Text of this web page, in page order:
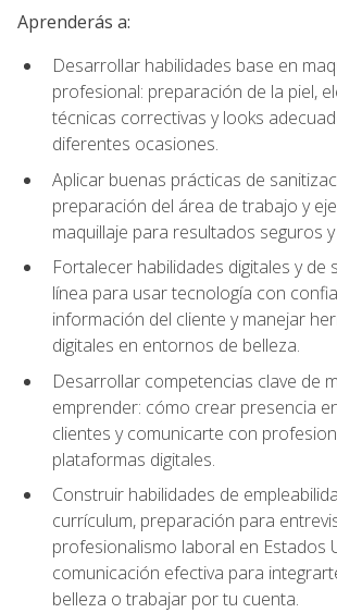
Aprenderás a:
Desarrollar habilidades base en
profesional: preparación de la piel,
técnicas correctivas y looks
diferentes ocasiones.
Aplicar buenas prácticas de
preparación del área de trabajo y
maquillaje para resultados seguros
Fortalecer habilidades digitales y de
línea para usar tecnología con
información del cliente y manejar
digitales en entornos de belleza.
Desarrollar competencias clave de
emprender: cómo crear presencia
clientes y comunicarte con
plataformas digitales.
Construir habilidades de
currículum, preparación para
profesionalismo laboral en Estados
comunicación efectiva para
belleza o trabajar por tu cuenta.